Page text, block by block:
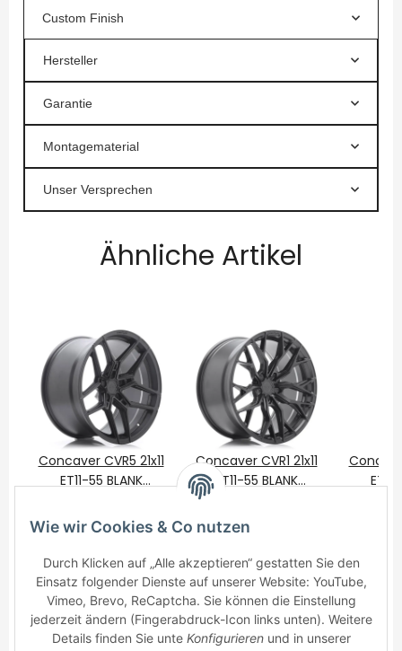
Custom Finish
Hersteller
Garantie
Montagematerial
Unser Versprechen
Ähnliche Artikel
Concaver CVR5 21x11
ET11-55 BLANK
Concaver CVR1 21x11
ET11-55 BLANK
Carbon Graphite
Informationen
Wie wir Cookies & Co nutzen
Durch Klicken auf „Alle akzeptieren“ gestatten Sie den
Einsatz folgender Dienste auf unserer Website: YouTube,
Vimeo, Brevo, ReCaptcha. Sie können die Einstellung
jederzeit ändern (Fingerabdruck-Icon links unten). Weitere
Details finden Sie unte Konfigurierenund in unserer